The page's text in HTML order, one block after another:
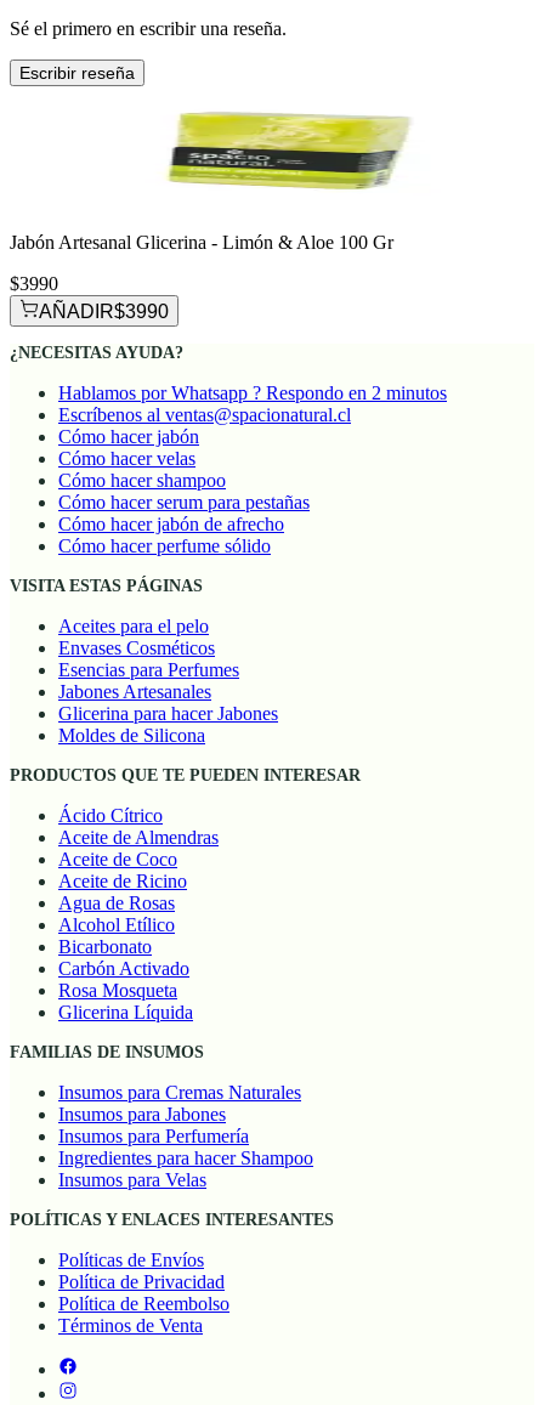
Sé el primero en escribir una reseña.
Escribir reseña
Jabón Artesanal Glicerina - Limón & Aloe 100 Gr
$3990
AÑADIR$3990
¿NECESITAS AYUDA?
Hablamos por Whatsapp ? Respondo en 2 minutos
Escríbenos al ventas@spacionatural.cl
Cómo hacer jabón
Cómo hacer velas
Cómo hacer shampoo
Cómo hacer serum para pestañas
Cómo hacer jabón de afrecho
Cómo hacer perfume sólido
VISITA ESTAS PÁGINAS
Aceites para el pelo
Envases Cosméticos
Esencias para Perfumes
Jabones Artesanales
Glicerina para hacer Jabones
Moldes de Silicona
PRODUCTOS QUE TE PUEDEN INTERESAR
Ácido Cítrico
Aceite de Almendras
Aceite de Coco
Aceite de Ricino
Agua de Rosas
Alcohol Etílico
Bicarbonato
Carbón Activado
Rosa Mosqueta
Glicerina Líquida
FAMILIAS DE INSUMOS
Insumos para Cremas Naturales
Insumos para Jabones
Insumos para Perfumería
Ingredientes para hacer Shampoo
Insumos para Velas
POLÍTICAS Y ENLACES INTERESANTES
Políticas de Envíos
Política de Privacidad
Política de Reembolso
Términos de Venta